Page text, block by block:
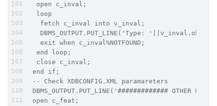
  open c_inval;
  loop
   fetch c_inval into v_inval;
DBMS_OUTPUT.PUT_LINE('Type:
   exit when c_inval%NOTFOUND;
  end loop;
  close c_inval;
end if;
-- Check XDBCONFIG.XML paramareters
DBMS_OUTPUT.PUT_LINE('############# OTHER
open c_feat;